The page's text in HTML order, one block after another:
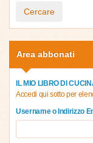
Cercare
Area abbonati
IL MIO LIBRO DI
Accedi qui sotto per
Username o Indirizzo